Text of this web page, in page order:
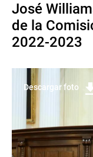
José
de la
2022-2023
Descargar foto